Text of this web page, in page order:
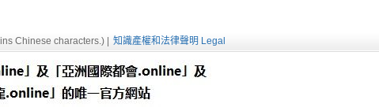
Chinese characters.) | 知識產權和法律聲明 Legal